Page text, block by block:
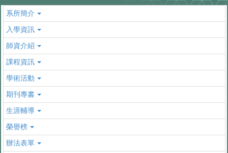
系所簡介
入學資訊
師資介紹
課程資訊
學術活動
期刊專書
生涯輔導
榮譽榜
辦法表單